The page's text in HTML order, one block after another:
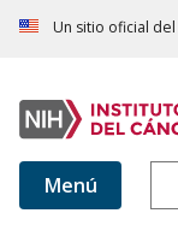
Un sitio oficial
Menú